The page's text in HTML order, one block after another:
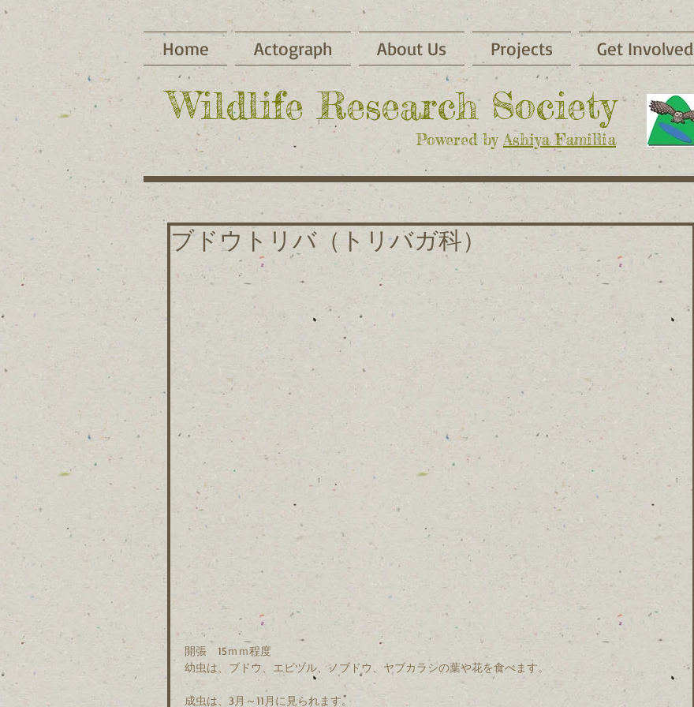
Home Actograph About Us Projects Get Involved
​Wildlife Research Society
Powered by Ashiya Famillia
ブドウトリバ（トリバガ科）
開張　15ｍｍ程度
幼虫は、ブドウ、エビヅル、ノブドウ、ヤブカラシの葉や花を食べます。
成虫は、3月～11月に見られます。